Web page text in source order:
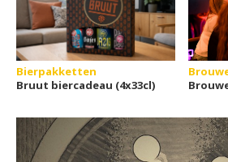
Bierpakketten
Bruut biercadeau (4x33cl)